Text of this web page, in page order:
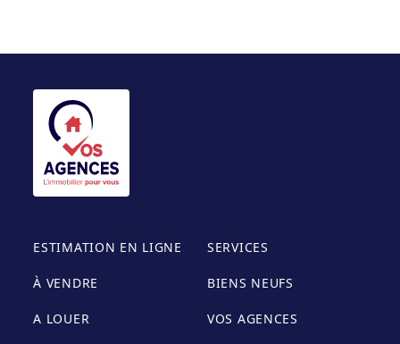
ESTIMATION EN LIGNE SERVICES
À VENDRE BIENS NEUFS
A LOUER VOS AGENCES